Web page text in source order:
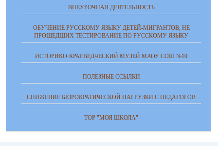
ВНЕУРОЧНАЯ ДЕЯТЕЛЬНОСТЬ
ОБУЧЕНИЕ РУССКОМУ ЯЗЫКУ ДЕТЕЙ-МИГРАНТОВ, НЕ
ПРОШЕДШИХ ТЕСТИРОВАНИЕ ПО РУССКОМУ ЯЗЫКУ
ИСТОРИКО-КРАЕВЕДЧЕСКИЙ МУЗЕЙ МАОУ СОШ №10
ПОЛЕЗНЫЕ ССЫЛКИ
СНИЖЕНИЕ БЮРОКРАТИЧЕСКОЙ НАГРУЗКИ С ПЕДАГОГОВ
ТОР "МОЯ ШКОЛА"